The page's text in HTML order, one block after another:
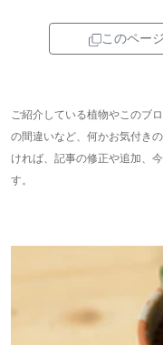
このペー
ご紹介している植物やこのブ
の間違いなど、何かお気付き
ければ、記事の修正や追加、
す。